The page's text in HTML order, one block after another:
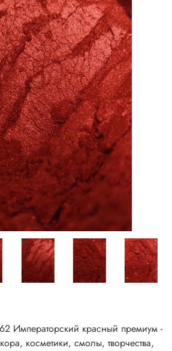
Императорский красный премиум -
косметики, смолы, творчества,